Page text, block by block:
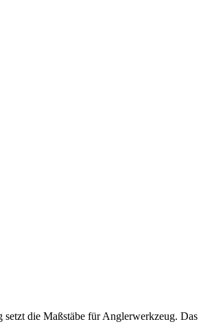
setzt die Maßstäbe für Anglerwerkzeug. Das